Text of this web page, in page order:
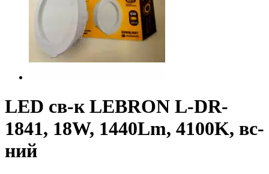
LED св-к LEBRON L-DR-
1841, 18W, 1440Lm, 4100K, вс-
ний